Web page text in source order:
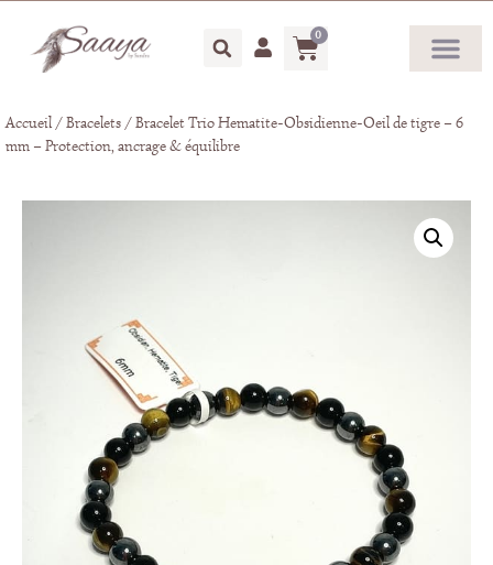
0
Accueil/Bracelets / Bracelet Trio Hematite-Obsidienne-Oeil de tigre – 6
mm – Protection, ancrage & équilibre